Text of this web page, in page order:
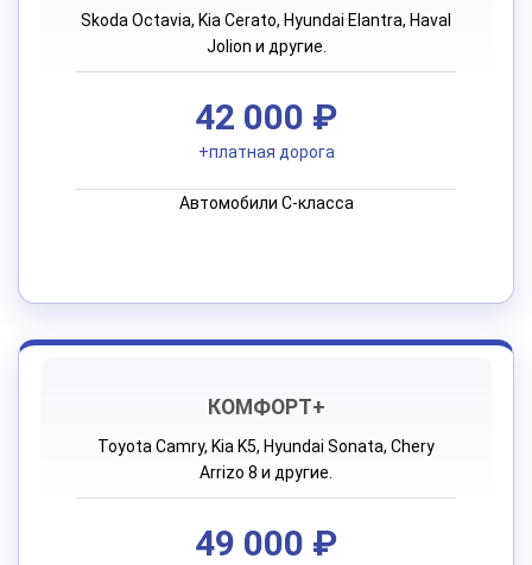
Skoda Octavia, Kia Cerato, Hyundai Elantra, Haval
Jolion и другие.
42 000 ₽
+платная дорога
Автомобили C-класса
КОМФОРТ+
Toyota Camry, Kia K5, Hyundai Sonata, Chery
Arrizo 8 и другие.
49 000 ₽